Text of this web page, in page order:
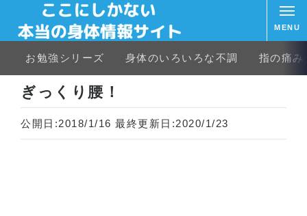
MENU
お勉強シリーズ 身体のいろいろな不調 指の痛み
ホーム 腰の痛み ぎっくり腰！
ぎっくり腰！
公開日:2018/1/16 最終更新日:2020/1/23